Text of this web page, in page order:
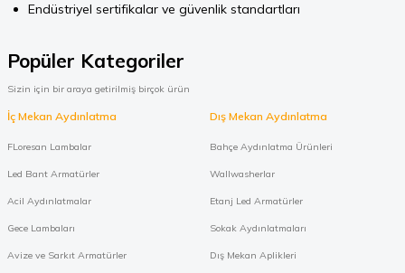
Endüstriyel sertifikalar ve güvenlik standartları
Popüler Kategoriler
Sizin için bir araya getirilmiş birçok ürün
İç Mekan Aydınlatma
FLoresan Lambalar
Led Bant Armatürler
Acil Aydınlatmalar
Gece Lambaları
Avize ve Sarkıt Armatürler
Dış Mekan Aydınlatma
Bahçe Aydınlatma Ürünleri
Wallwasherlar
Etanj Led Armatürler
Sokak Aydınlatmaları
Dış Mekan Aplikleri